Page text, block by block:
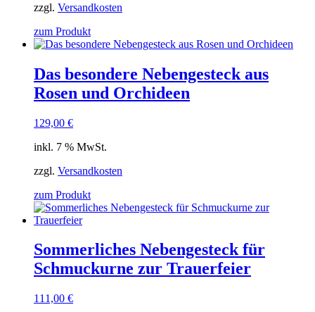
zzgl. Versandkosten
zum Produkt
Das besondere Nebengesteck aus
Rosen und Orchideen
129,00 €
inkl. 7 % MwSt.
zzgl. Versandkosten
zum Produkt
Sommerliches Nebengesteck für
Schmuckurne zur Trauerfeier
111,00 €